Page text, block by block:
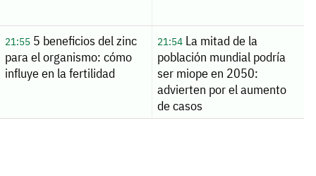
21:555 beneficios del zinc
para el organismo: cómo
influye en la fertilidad
21:54La mitad de la
población mundial podría
ser miope en 2050:
advierten por el aumento
de casos